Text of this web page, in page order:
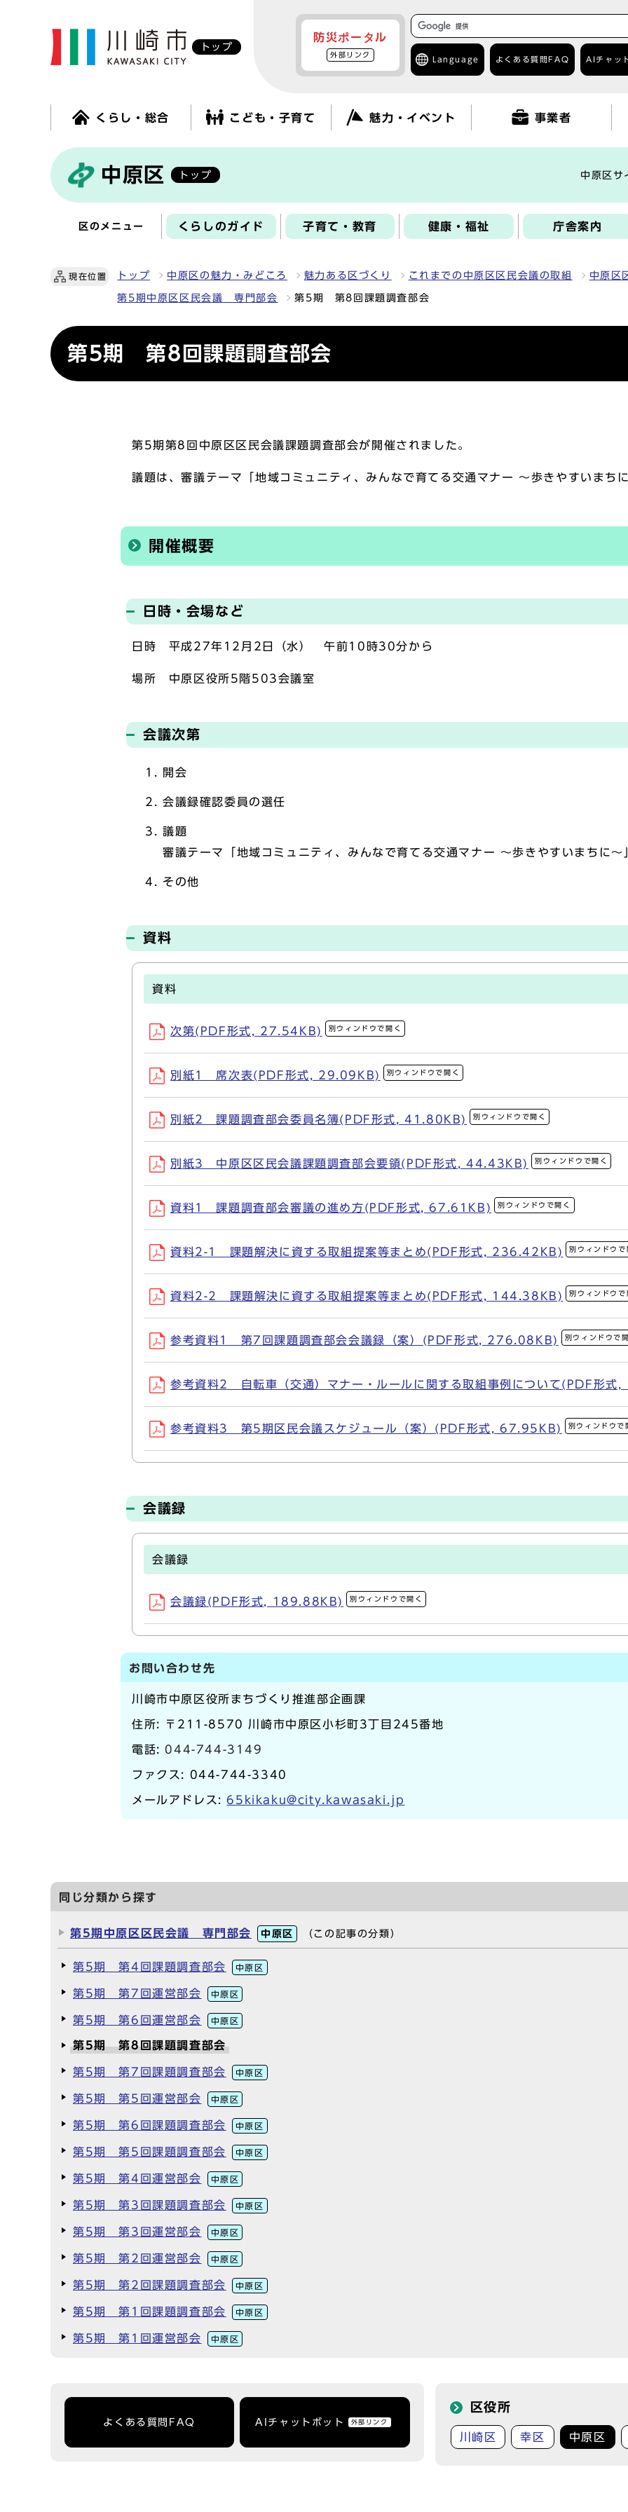
トップ
防災ポータル
外部リンク
Language よくある質問 FAQ AIチャッ
くらし・総合 こども・子育て 魅力・イベント 事業者
中原区 トップ 中原区サ
区のメニュー くらしのガイド 子育て・教育 健康・福祉 庁舎案内
現在位置 トップ 中原区の魅力・みどころ 魅力ある区づくり これまでの中原区区民会議の取組 中原区
第5期中原区区民会議 専門部会 第5期 第8回課題調査部会
第5期 第8回課題調査部会
第5期第8回中原区区民会議課題調査部会が開催されました。
議題は、審議テーマ「地域コミュニティ、みんなで育てる交通マナー ～歩きやすいまち
開催概要
日時・会場など
日時 平成27年12月2日（水） 午前10時30分から
場所 中原区役所5階503会議室
会議次第
開会
会議録確認委員の選任
議題
審議テーマ「地域コミュニティ、みんなで育てる交通マナー ～歩きやすいまちに
その他
資料
資料
次第(PDF形式, 27.54KB) 別ウィンドウで開く
別紙1 席次表(PDF形式, 29.09KB) 別ウィンドウで開く
別紙2 課題調査部会委員名簿(PDF形式, 41.80KB) 別ウィンドウで開く
別紙3 中原区区民会議課題調査部会要領(PDF形式, 44.43KB) 別ウィンドウで開く
資料1 課題調査部会審議の進め方(PDF形式, 67.61KB) 別ウィンドウで開く
資料2-1 課題解決に資する取組提案等まとめ(PDF形式, 236.42KB) 別ウィンドウで
資料2-2 課題解決に資する取組提案等まとめ(PDF形式, 144.38KB) 別ウィンドウで
参考資料1 第7回課題調査部会会議録（案）(PDF形式, 276.08KB) 別ウィンドウで
参考資料2 自転車（交通）マナー・ルールに関する取組事例について(PDF形
参考資料3 第5期区民会議スケジュール（案）(PDF形式, 67.95KB) 別ウィンドウで
会議録
会議録
会議録(PDF形式, 189.88KB) 別ウィンドウで開く
お問い合わせ先
川崎市中原区役所まちづくり推進部企画課
住所: 〒211-8570 川崎市中原区小杉町3丁目245番地
電話: 044-744-3149
ファクス: 044-744-3340
メールアドレス:65kikaku@city.kawasaki.jp
同じ分類から探す
第5期中原区区民会議 専門部会 中原区 （この記事の分類）
第5期 第4回課題調査部会 中原区
第5期 第7回運営部会 中原区
第5期 第6回運営部会 中原区
第5期 第8回課題調査部会
第5期 第7回課題調査部会 中原区
第5期 第5回運営部会 中原区
第5期 第6回課題調査部会 中原区
第5期 第5回課題調査部会 中原区
第5期 第4回運営部会 中原区
第5期 第3回課題調査部会 中原区
第5期 第3回運営部会 中原区
第5期 第2回運営部会 中原区
第5期 第2回課題調査部会 中原区
第5期 第1回課題調査部会 中原区
第5期 第1回運営部会 中原区
よくある質問FAQ AIチャットボット 外部リンク
区役所
川崎区 幸区 中原区